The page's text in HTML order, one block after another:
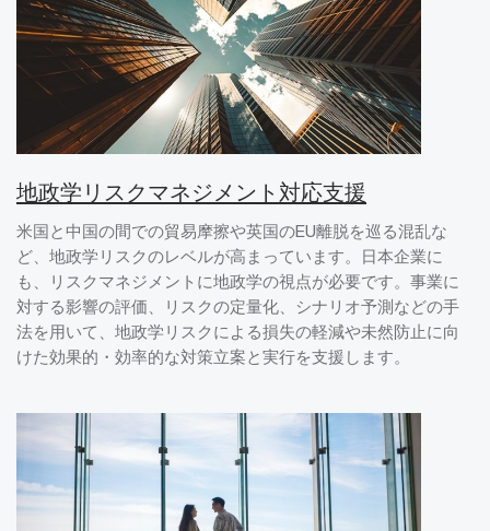
地政学リスクマネジメント対応支援
米国と中国の間での貿易摩擦や英国のEU離脱を巡る混乱な
ど、地政学リスクのレベルが高まっています。日本企業に
も、リスクマネジメントに地政学の視点が必要です。事業に
対する影響の評価、リスクの定量化、シナリオ予測などの手
法を用いて、地政学リスクによる損失の軽減や未然防止に向
けた効果的・効率的な対策立案と実行を支援します。